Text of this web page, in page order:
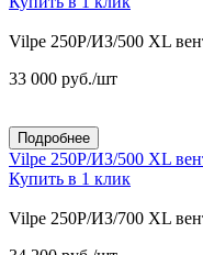
Vilpe 250P/ИЗ/500 XL
33 000 руб./шт
Подробнее
Vilpe 250P/ИЗ/500 XL
Купить в 1 клик
Vilpe 250P/ИЗ/700 XL